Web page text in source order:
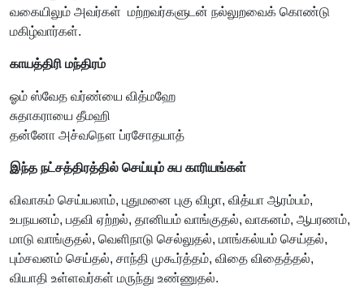
வகையிலும் அவர்கள் மற்றவர்களுடன் நல்லுறவைக் கொண்டு
மகிழ்வார்கள்.
காயத்திரி மந்திரம்
ஓம் ஸ்வேத வர்ண்யை வித்மஹே
சுதாகராயை தீமஹி
தன்னோ அச்வநௌ ப்ரசோதயாத்
இந்த நட்சத்திரத்தில் செய்யும் சுப காரியங்கள்
விவாகம் செய்யலாம், புதுமனை புகு விழா, வித்யா ஆரம்பம்,
உபநயனம், பதவி ஏற்றல், தானியம் வாங்குதல், வாகனம், ஆபரணம்,
மாடு வாங்குதல், வெளிநாடு செல்லுதல், மாங்கல்யம் செய்தல்,
பும்சவனம் செய்தல், சாந்தி முகூர்த்தம், விதை விதைத்தல்,
வியாதி உள்ளவர்கள் மருந்து உண்ணுதல்.